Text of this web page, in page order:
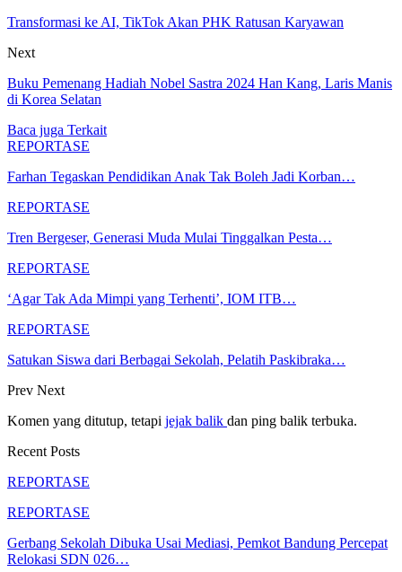
Transformasi ke AI, TikTok Akan PHK Ratusan Karyawan
Next
Buku Pemenang Hadiah Nobel Sastra 2024 Han Kang, Laris Manis
di Korea Selatan
Baca juga Terkait
REPORTASE
Farhan Tegaskan Pendidikan Anak Tak Boleh Jadi Korban…
REPORTASE
Tren Bergeser, Generasi Muda Mulai Tinggalkan Pesta…
REPORTASE
‘Agar Tak Ada Mimpi yang Terhenti’, IOM ITB…
REPORTASE
Satukan Siswa dari Berbagai Sekolah, Pelatih Paskibraka…
Prev Next
Komen yang ditutup, tetapi jejak balik dan ping balik terbuka.
Recent Posts
REPORTASE
REPORTASE
Gerbang Sekolah Dibuka Usai Mediasi, Pemkot Bandung Percepat
Relokasi SDN 026…